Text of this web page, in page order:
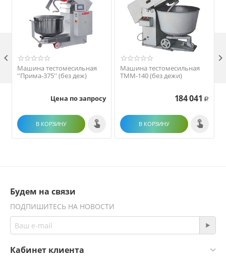
Машина тестомесильная
''Прима-375'' (без деж)
Цена по запросу
В КОРЗИНУ
Машина тестомесильная
ТММ-140 (без дежи)
184 041 Р
В КОРЗИНУ
 
Будем на связи
ПОДПИШИТЕСЬ НА НОВОСТИ
Кабинет клиента